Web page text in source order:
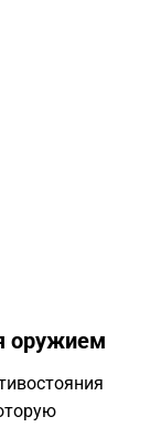
оружием